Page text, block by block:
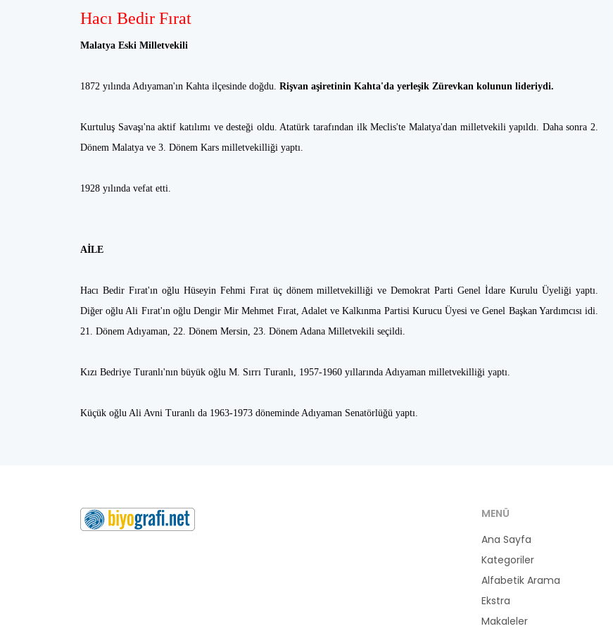
Hacı Bedir Fırat
Malatya Eski Milletvekili
1872 yılında Adıyaman'ın Kahta ilçesinde doğdu. Rişvan aşiretinin Kahta'da yerleşik Zürevkan kolunun lideriydi.
Kurtuluş Savaşı'na aktif katılımı ve desteği oldu. Atatürk tarafından ilk Meclis'te Malatya'dan milletvekili yapıldı. Daha sonra 2.
Dönem Malatya ve 3. Dönem Kars milletvekilliği yaptı.
1928 yılında vefat etti.
AİLE
Hacı Bedir Fırat'ın oğlu Hüseyin Fehmi Fırat üç dönem milletvekilliği ve Demokrat Parti Genel İdare Kurulu Üyeliği yaptı.
Diğer oğlu Ali Fırat'ın oğlu Dengir Mir Mehmet Fırat, Adalet ve Kalkınma Partisi Kurucu Üyesi ve Genel Başkan Yardımcısı idi.
21. Dönem Adıyaman, 22. Dönem Mersin, 23. Dönem Adana Milletvekili seçildi.
Kızı Bedriye Turanlı'nın büyük oğlu M. Sırrı Turanlı, 1957-1960 yıllarında Adıyaman milletvekilliği yaptı.
Küçük oğlu Ali Avni Turanlı da 1963-1973 döneminde Adıyaman Senatörlüğü yaptı.
MENÜ
Ana Sayfa
Kategoriler
Alfabetik Arama
Ekstra
Makaleler